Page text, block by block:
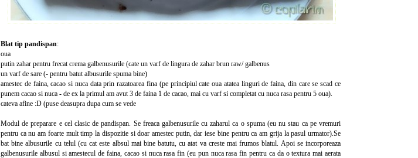
Blat tip pandispan:
oua
putin zahar pentru frecat crema galbenusurile (cate un varf de lingura de zahar brun raw/ galbenus
un varf de sare (- pentru batut albusurile spuma bine)
amestec de faina, cacao si nuca data prin razatoarea fina (pe principiul cate oua atatea linguri de faina, din care se scad ce
punem cacao si nuca - de ex la primul am avut 3 de faina 1 de cacao, mai cu varf si completat cu nuca rasa pentru 5 oua).
cateva afine :D (puse deasupra dupa cum se vede
Modul de preparare e cel clasic de pandispan. Se freaca galbenusurile cu zaharul ca o spuma (eu nu stau ca pe vremuri
pentru ca nu am foarte mult timp la dispozitie si doar amestec putin, dar iese bine pentru ca am grija la pasul urmator).Se
bat bine albusurile cu telul (cu cat este albsul mai bine batutu, cu atat va creste mai frumos blatul. Apoi se incorporeaza
galbenusurile albusul si amestecul de faina, cacao si nuca rasa fin (eu pun nuca rasa fin pentru ca da o textura mai aerata